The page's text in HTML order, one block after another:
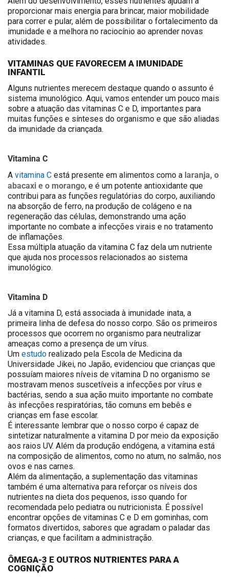
proporcionar mais energia para brincar, maior mobilidade
para correr e pular, além de possibilitar o fortalecimento da
imunidade e a melhora no raciocínio ao aprender novas
atividades.
VITAMINAS QUE FAVORECEM A IMUNIDADE
INFANTIL
Alguns nutrientes merecem destaque quando o assunto é
sistema imunológico. Aqui, vamos entender um pouco mais
sobre a atuação das vitaminas C e D, importantes para
muitas funções e sínteses do organismo e que são aliadas
da imunidade da criançada.
Vitamina C
A vitamina C está presente em alimentos como a laranja, o
abacaxi e o morango, e é um potente antioxidante que
contribui para as funções regulatórias do corpo, auxiliando
na absorção de ferro, na produção de colágeno e na
regeneração das células, demonstrando uma ação
importante no combate a infecções virais e no tratamento
de inflamações.
Essa múltipla atuação da vitamina C faz dela um nutriente
que ajuda nos processos relacionados ao sistema
imunológico.
Vitamina D
Já a vitamina D, está associada à imunidade inata, a
primeira linha de defesa do nosso corpo. São os primeiros
processos que ocorrem no organismo para neutralizar
ameaças como a presença de um vírus.
Um estudo realizado pela Escola de Medicina da
Universidade Jikei, no Japão, evidenciou que crianças que
possuíam maiores níveis de vitamina D no organismo se
mostravam menos suscetíveis a infecções por vírus e
bactérias, sendo a sua ação muito importante no combate
às infecções respiratórias, tão comuns em bebês e
crianças em fase escolar.
É interessante lembrar que o nosso corpo é capaz de
sintetizar naturalmente a vitamina D por meio da exposição
aos raios UV. Além da produção endógena, a vitamina está
na composição de alimentos, como no atum, no salmão, nos
ovos e nas carnes.
Além da alimentação, a suplementação das vitaminas
também é uma alternativa para reforçar os níveis dos
nutrientes na dieta dos pequenos, isso quando for
recomendada pelo pediatra ou nutricionista. É possível
encontrar opções de vitaminas C e D em gominhas, com
formatos divertidos, sabores que agradam o paladar das
crianças, e que facilitam a administração.
ÔMEGA-3 E OUTROS NUTRIENTES PARA A
COGNIÇÃO